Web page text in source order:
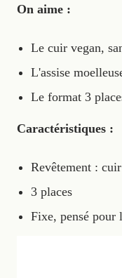
On aime :
Le cuir vegan,
L'assise
Le format 3
Caractéristiques :
Revêtement :
3 places
Fixe, pensé pour